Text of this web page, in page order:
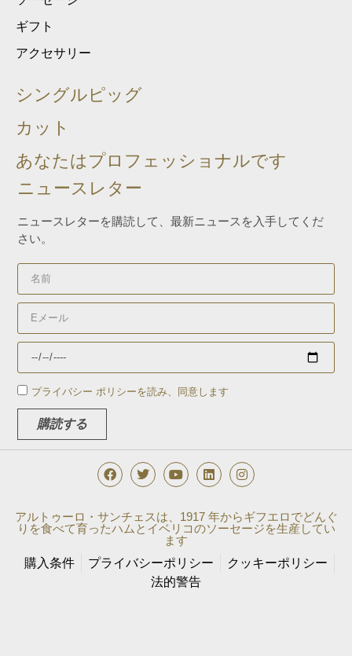
ギフト
アクセサリー
シングルピッグ
カット
あなたはプロフェッショナルです
ニュースレター
ニュースレターを購読して、最新ニュースを入手してくだ
さい。
プライバシー ポリシーを読み、同意します
購読する
アルトゥーロ・サンチェスは、1917 年からギフエロでどんぐ
りを食べて育ったハムとイベリコのソーセージを生産してい
ます
購入条件
プライバシーポリシー
クッキーポリシー
法的警告